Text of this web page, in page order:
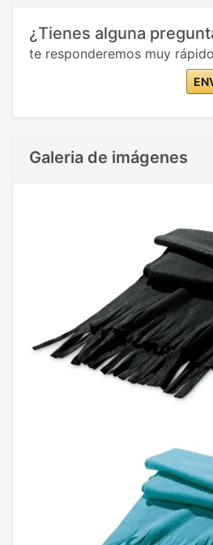
¿Tienes alguna
te responderemos muy rápido
Galeria de imágenes